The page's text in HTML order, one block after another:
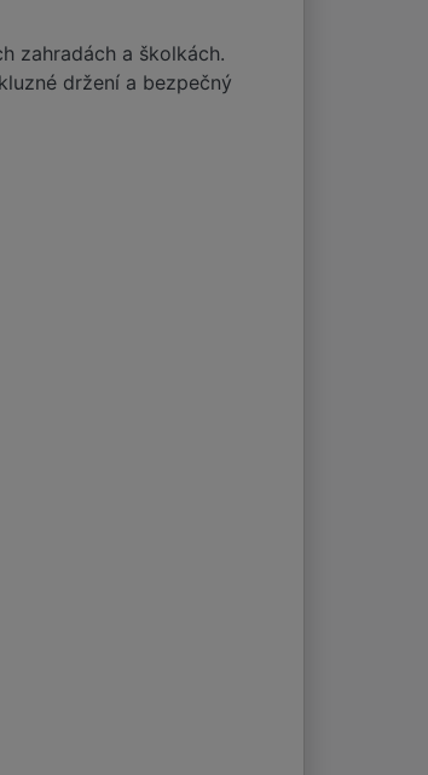
zahradách a školkách.
držení a bezpečný